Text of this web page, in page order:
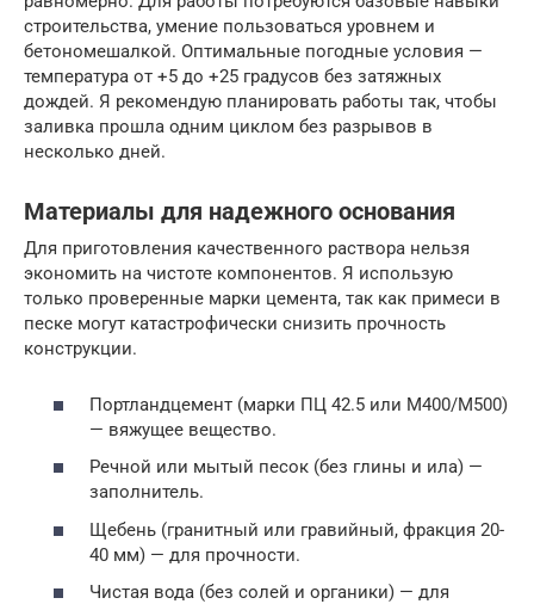
строительства, умение пользоваться уровнем и
бетономешалкой. Оптимальные погодные условия —
температура от +5 до +25 градусов без затяжных
дождей. Я рекомендую планировать работы так, чтобы
заливка прошла одним циклом без разрывов в
несколько дней.
Материалы для надежного основания
Для приготовления качественного раствора нельзя
экономить на чистоте компонентов. Я использую
только проверенные марки цемента, так как примеси в
песке могут катастрофически снизить прочность
конструкции.
Портландцемент (марки ПЦ 42.5 или М400/М500)
— вяжущее вещество.
Речной или мытый песок (без глины и ила) —
заполнитель.
Щебень (гранитный или гравийный, фракция 20-
40 мм) — для прочности.
Чистая вода (без солей и органики) — для